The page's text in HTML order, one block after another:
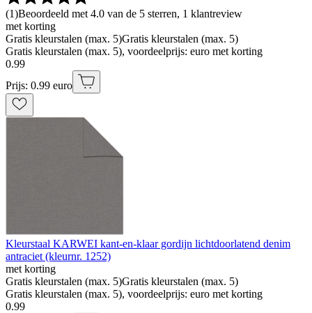
(1)Beoordeeld met 4.0 van de 5 sterren, 1 klantreview
met korting
Gratis kleurstalen (max. 5)Gratis kleurstalen (max. 5)
Gratis kleurstalen (max. 5), voordeelprijs: euro met korting
0.99
Prijs: 0.99 euro
Kleurstaal KARWEI kant-en-klaar gordijn lichtdoorlatend denim
antraciet (kleurnr. 1252)
met korting
Gratis kleurstalen (max. 5)Gratis kleurstalen (max. 5)
Gratis kleurstalen (max. 5), voordeelprijs: euro met korting
0.99